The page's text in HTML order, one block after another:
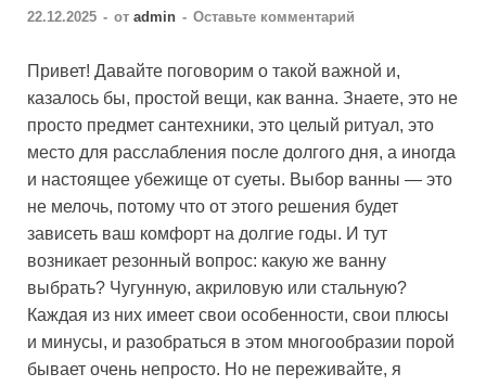
22.12.2025 - от admin - Оставьте комментарий
Привет! Давайте поговорим о такой важной и,
казалось бы, простой вещи, как ванна. Знаете, это не
просто предмет сантехники, это целый ритуал, это
место для расслабления после долгого дня, а иногда
и настоящее убежище от суеты. Выбор ванны — это
не мелочь, потому что от этого решения будет
зависеть ваш комфорт на долгие годы. И тут
возникает резонный вопрос: какую же ванну
выбрать? Чугунную, акриловую или стальную?
Каждая из них имеет свои особенности, свои плюсы
и минусы, и разобраться в этом многообразии порой
бывает очень непросто. Но не переживайте, я